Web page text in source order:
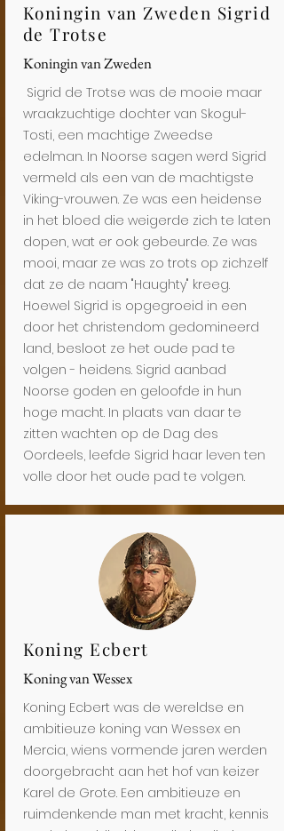
Koningin van Zweden Sigrid
de Trotse
Koningin van Zweden
Sigrid de Trotse was de mooie maar
wraakzuchtige dochter van Skogul-
Tosti, een machtige Zweedse
edelman. In Noorse sagen werd Sigrid
vermeld als een van de machtigste
Viking-vrouwen. Ze was een heidense
in het bloed die weigerde zich te laten
dopen, wat er ook gebeurde. Ze was
mooi, maar ze was zo trots op zichzelf
dat ze de naam "Haughty" kreeg.
Hoewel Sigrid is opgegroeid in een
door het christendom gedomineerd
land, besloot ze het oude pad te
volgen - heidens. Sigrid aanbad
Noorse goden en geloofde in hun
hoge macht. In plaats van daar te
zitten wachten op de Dag des
Oordeels, leefde Sigrid haar leven ten
volle door het oude pad te volgen.
Koning Ecbert
Koning van Wessex
Koning Ecbert was de wereldse en
ambitieuze koning van Wessex en
Mercia, wiens vormende jaren werden
doorgebracht aan het hof van keizer
Karel de Grote. Een ambitieuze en
ruimdenkende man met kracht, kennis